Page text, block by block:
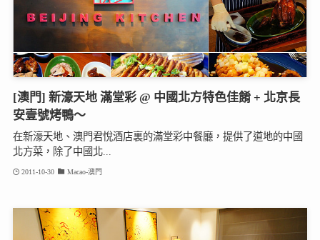
[澳門] 新濠天地 滿堂彩 @ 中國北方特色佳餚 + 北京長
安壹號烤鴨～
在新濠天地、澳門君悅酒店裏的滿堂彩中餐廳，提供了道地的中國
北方菜，除了中國北...
2011-10-30 Macao-澳門